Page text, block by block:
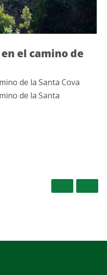
el camino de
de la Santa Cova
de la Santa